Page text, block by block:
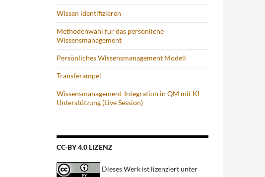
Wissen identifizieren
Methodenwahl für das persönliche
Wissensmanagement
Persönliches Wissensmanagement Modell
Transferampel
Wissensmanagement-Integration in QM mit KI-
Unterstützung (Live Session)
CC-BY 4.0 LIZENZ
Dieses Werk ist lizenziert unter